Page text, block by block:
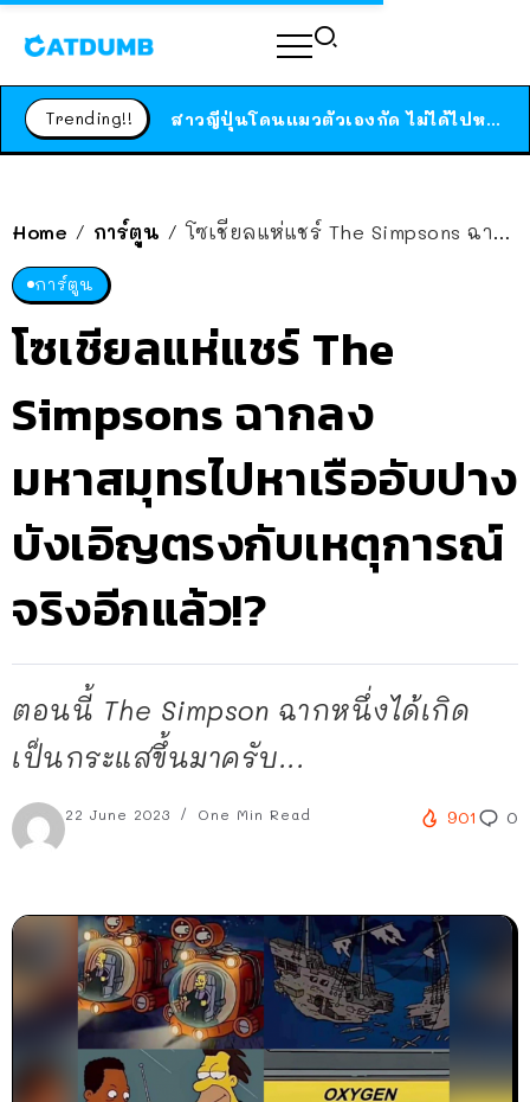
Trending!! ได้เวลาเด็กหนวดรวมตัว RF Online Next เปิดให้เล่นแล้ว เกม Sci-Fi MMORPG ระดับตำนาน เล่นได้ทั้งมือถือและ PC
Home / การ์ตูน / โซเชียลแห่แชร์ The Simpsons ฉากลงมหาสมุทรไปหาเรืออับปาง บังเอิญตรงกับเหตุการณ์จริงอีกแล้ว!?
การ์ตูน
โซเชียลแห่แชร์ The
Simpsons ฉากลง
มหาสมุทรไปหาเรืออับปาง
บังเอิญตรงกับเหตุการณ์
จริงอีกแล้ว!?
ตอนนี้ The Simpson ฉากหนึ่งได้เกิด
เป็นกระแสขึ้นมาครับ...
22 June 2023 One Min Read 901 0